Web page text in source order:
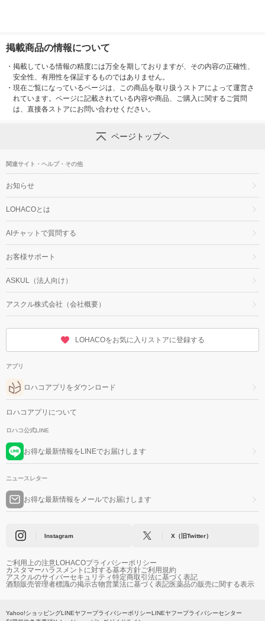
掲載商品の情報について
・ 掲載している情報の精度には万全を期しておりますが、その内容の正確性、
安全性、有用性を保証するものではありません。
・ 現在ご覧になっているページは、この商品を取り扱うストアによって運営さ
れています。ページに記載されている内容や商品、ご購入に関するご質問
は、直接各ストアにお問い合わせください。
ページトップへ
関連サイト・ヘルプ・その他
お知らせ
LOHACOとは
AIチャットで質問する
お客様サポート
ASKUL（法人向け）
アスクル株式会社（会社概要）
LOHACOをお気に入りストアに登録する
アプリ
ロハコアプリをダウンロード
ロハコアプリについて
ロハコ公式LINE
お得な最新情報をLINEでお届けします
ニュースレター
お得な最新情報をメールでお届けします
Instagram X（旧Twitter）
ご利用上の注意LOHACOプライバシーポリシー
カスタマーハラスメントに対する基本方針ご利用規約
アスクルのサイバーセキュリティ特定商取引法に基づく表記
酒類販売管理者標識の掲示古物営業法に基づく表記医薬品の販売に関する表示
Yahoo!ショッピングLINEヤフープライバシーポリシーLINEヤフープライバシーセンター